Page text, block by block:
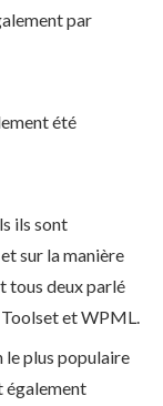
par
été
ils sont
sur la manière
tous deux parlé
et WPML.
le plus populaire
également